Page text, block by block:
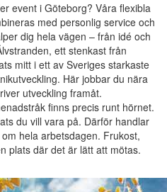
event i Göteborg? Våra flexibla
med personlig service och
dig hela vägen – från idé och
ett stenkast från
mitt i ett av Sveriges starkaste
Här jobbar du nära
utveckling framåt.
finns precis runt hörnet.
du vill vara på. Därför handlar
hela arbetsdagen. Frukost,
plats där det är lätt att mötas.